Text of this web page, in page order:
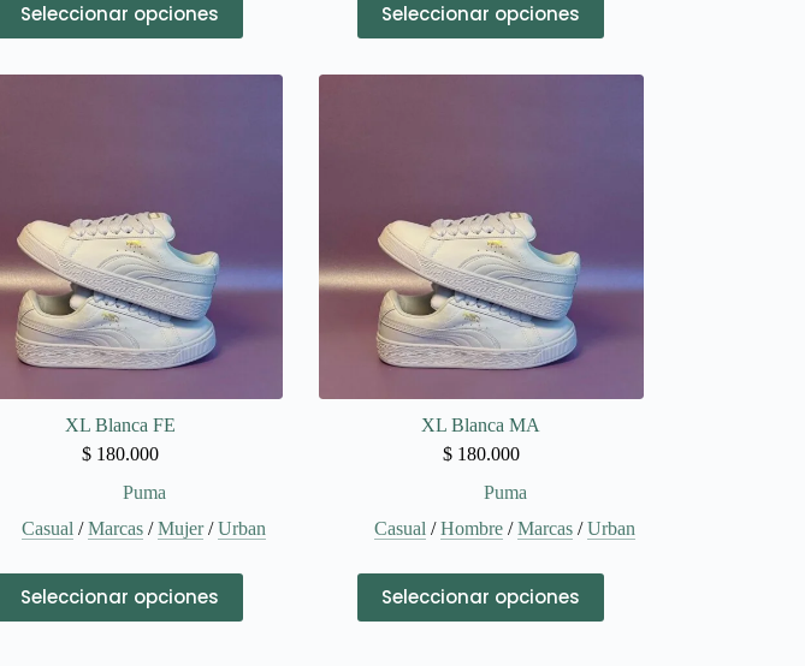
Seleccionar opciones
producto
tiene
en
la
página
de
producto
Seleccionar opciones
producto
tiene
en
la
página
de
producto
XL Blanca FE
$180.000
Puma
Casual /Marcas /Mujer/Urban
Seleccionar opciones
producto
tiene
XL Blanca MA
$180.000
Puma
Casual /Hombre /Marcas /Urban
Seleccionar opciones
producto
tiene